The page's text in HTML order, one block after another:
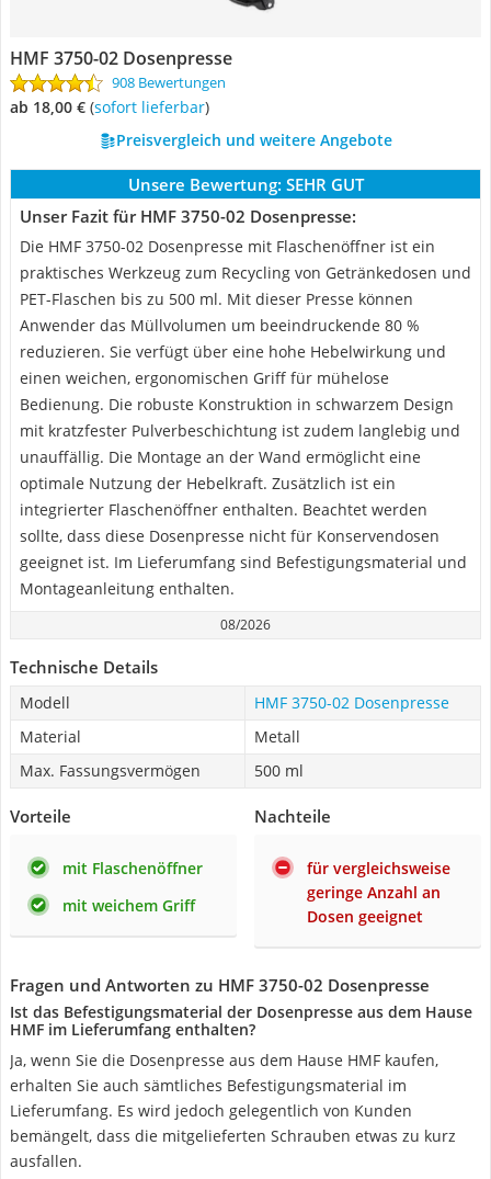
HMF 3750-02 Dosenpresse
908 Bewertungen
ab 18,00 € ( Sofort lieferbar)
Preisvergleich und weitere Angebote
Unsere Bewertung: SEHR GUT
Unser Fazit für HMF 3750-02 Dosenpresse:
Die HMF 3750-02 Dosenpresse mit Flaschenöffner ist ein
praktisches Werkzeug zum Recycling von Getränkedosen und
PET-Flaschen bis zu 500 ml. Mit dieser Presse können
Anwender das Müllvolumen um beeindruckende 80 %
reduzieren. Sie verfügt über eine hohe Hebelwirkung und
einen weichen, ergonomischen Griff für mühelose
Bedienung. Die robuste Konstruktion in schwarzem Design
mit kratzfester Pulverbeschichtung ist zudem langlebig und
unauffällig. Die Montage an der Wand ermöglicht eine
optimale Nutzung der Hebelkraft. Zusätzlich ist ein
integrierter Flaschenöffner enthalten. Beachtet werden
sollte, dass diese Dosenpresse nicht für Konservendosen
geeignet ist. Im Lieferumfang sind Befestigungsmaterial und
Montageanleitung enthalten.
08/2026
Technische Details
Modell
HMF 3750-02 Dosenpresse
Material
Metall
Max. Fassungsvermögen
500 ml
Vorteile
mit Flaschenöffner
mit weichem Griff
Nachteile
für vergleichsweise
geringe Anzahl an
Dosen geeignet
Fragen und Antworten zu HMF 3750-02 Dosenpresse
Ist das Befestigungsmaterial der Dosenpresse aus dem Hause
HMF im Lieferumfang enthalten?
Ja, wenn Sie die Dosenpresse aus dem Hause HMF kaufen,
erhalten Sie auch sämtliches Befestigungsmaterial im
Lieferumfang. Es wird jedoch gelegentlich von Kunden
bemängelt, dass die mitgelieferten Schrauben etwas zu kurz
ausfallen.